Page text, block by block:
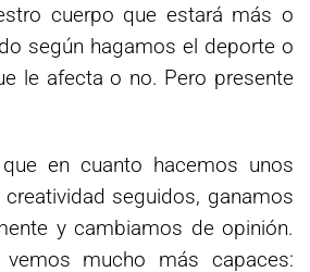
cuerpo que estará más o
según hagamos el deporte o
le afecta o no. Pero presente
en cuanto hacemos unos
seguidos, ganamos
y cambiamos de opinión.
mucho más capaces: